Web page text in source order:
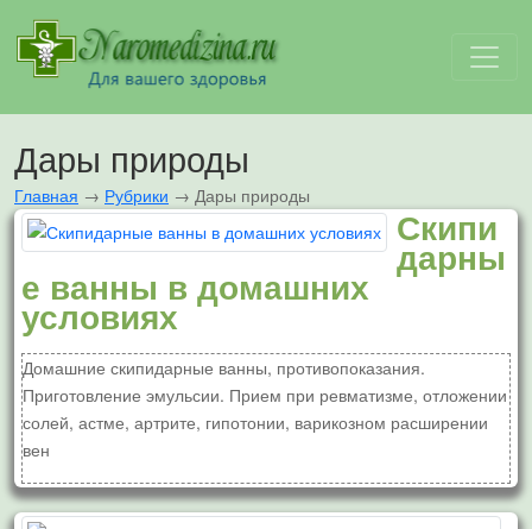
Дары природы
Главная → Рубрики → Дары природы
Скипи
дарны
е ванны в домашних
условиях
Домашние скипидарные ванны, противопоказания.
Приготовление эмульсии. Прием при ревматизме, отложении
солей, астме, артрите, гипотонии, варикозном расширении
вен